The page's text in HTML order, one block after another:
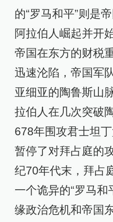
的“罗马和平”则是
阿拉伯人崛起并开
帝国在东方的财税
迅速沦陷，帝国军
亚细亚的陶鲁斯山
拉伯人在几次突破
678年围攻君士坦
暂停了对拜占庭的
纪70年代末，拜占
一个诡异的“罗马和
缘政治危机和帝国